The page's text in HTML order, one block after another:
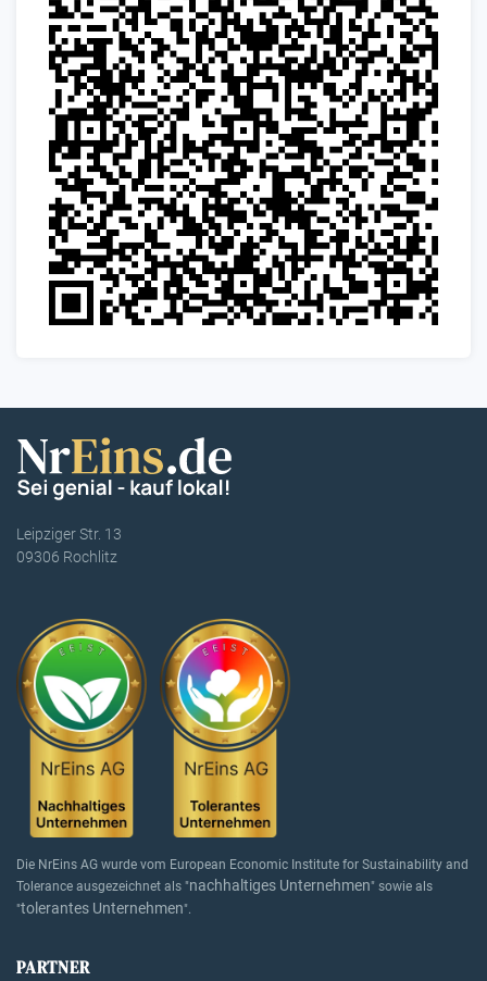
Leipziger Str. 13
09306 Rochlitz
Die NrEins AG wurde vom European Economic Institute for Sustainability and
Tolerance ausgezeichnet als "nachhaltiges Unternehmen" sowie als
"tolerantes Unternehmen".
PARTNER